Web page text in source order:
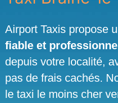
Airport Taxis propose
fiable et
depuis votre localité,
pas de frais cachés.
le taxi le moins cher